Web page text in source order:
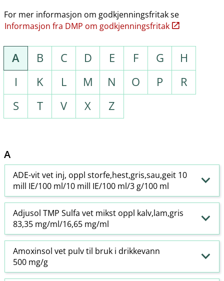
For mer informasjon om godkjenningsfritak se
Informasjon fra DMP om godkjenningsfritak
A B C D E F G
H
I
K L M N O P
R
S
T V X Z
A
ADE-vit vet inj, oppl storfe,hest,gris,sau,geit 10
mill IE/100 ml/10 mill IE/100 ml/3 g/100 ml
Adjusol TMP Sulfa vet mikst oppl kalv,lam,gris
83,35 mg/ml/16,65 mg/ml
Amoxinsol vet pulv til bruk i drikkevann
500 mg/g